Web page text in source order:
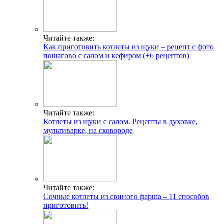
Читайте также:
Как приготовить котлеты из щуки – рецепт с фото
пошагово с салом и кефиром (+6 рецептов)
Читайте также:
Котлеты из щуки с салом. Рецепты в духовке,
мультиварке, на сковороде
Читайте также:
Сочные котлеты из свиного фарша – 11 способов
приготовить!